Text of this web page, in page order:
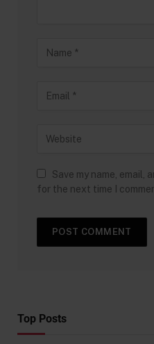
Save my name, email,
for the next time I
Top Posts